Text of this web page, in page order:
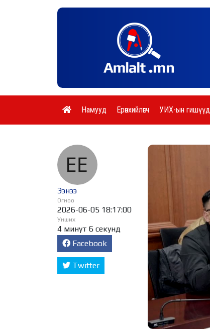
Намууд Ерөнхийлөгч УИХ-ын гишүүд
Ээнээ
Огноо
2026-06-05 18:17:00
Унших
4 минут 6 секунд
Facebook
Twitter